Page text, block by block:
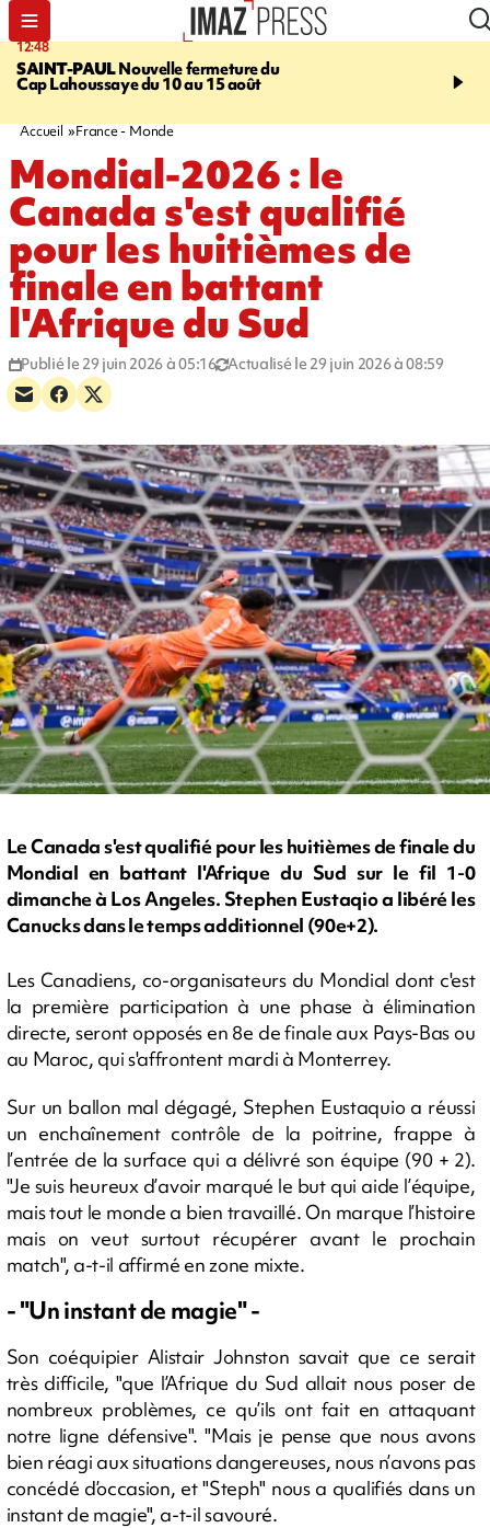
12:48
SAINT-PAULNouvelle fermeture du
Cap Lahoussaye du 10 au 15 août
14:23
massif de migrants, la
Accueil France - Monde
Mondial-2026 : le
Canada s'est qualifié
pour les huitièmes de
finale en battant
l'Afrique du Sud
Publié le 29 juin 2026 à 05:16 Actualisé le 29 juin 2026 à 08:59
Le Canada s'est qualifié pour les huitièmes de finale du
Mondial en battant l'Afrique du Sud sur le fil 1-0
dimanche à Los Angeles. Stephen Eustaqio a libéré les
Canucks dans le temps additionnel (90e+2).
Les Canadiens, co-organisateurs du Mondial dont c'est
la première participation à une phase à élimination
directe, seront opposés en 8e de finale aux Pays-Bas ou
au Maroc, qui s'affrontent mardi à Monterrey.
Sur un ballon mal dégagé, Stephen Eustaquio a réussi
un enchaînement contrôle de la poitrine, frappe à
l’entrée de la surface qui a délivré son équipe (90 + 2).
"Je suis heureux d’avoir marqué le but qui aide l’équipe,
mais tout le monde a bien travaillé. On marque l’histoire
mais on veut surtout récupérer avant le prochain
match", a-t-il affirmé en zone mixte.
- "Un instant de magie" -
Son coéquipier Alistair Johnston savait que ce serait
très difficile, "que l’Afrique du Sud allait nous poser de
nombreux problèmes, ce qu’ils ont fait en attaquant
notre ligne défensive". "Mais je pense que nous avons
bien réagi aux situations dangereuses, nous n’avons pas
concédé d’occasion, et "Steph" nous a qualifiés dans un
instant de magie", a-t-il savouré.